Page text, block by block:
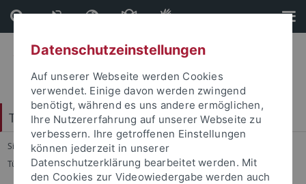
Direkt
zum
Inhalt
Direkt
zur
Fußleiste
Tübingen Center for Digital Education
Sie sind hier: Startseite
...
Tübingen Center for Digital Education
Datenschutzeinstellungen
Auf unserer Webseite werden Cookies
verwendet. Einige davon werden zwingend
benötigt, während es uns andere ermöglichen,
Ihre Nutzererfahrung auf unserer Webseite zu
verbessern. Ihre getroffenen Einstellungen
können jederzeit in unserer
Datenschutzerklärung bearbeitet werden. Mit
den Cookies zur Videowiedergabe werden auch